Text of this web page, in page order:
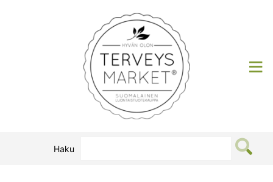
Terveysmarket
Haku